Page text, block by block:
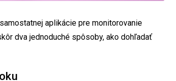
aplikácie pre monitorovanie
dva jednoduché spôsoby, ako dohľadať